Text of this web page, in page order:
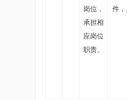
岗位，
承担相
应岗位
职责。
件